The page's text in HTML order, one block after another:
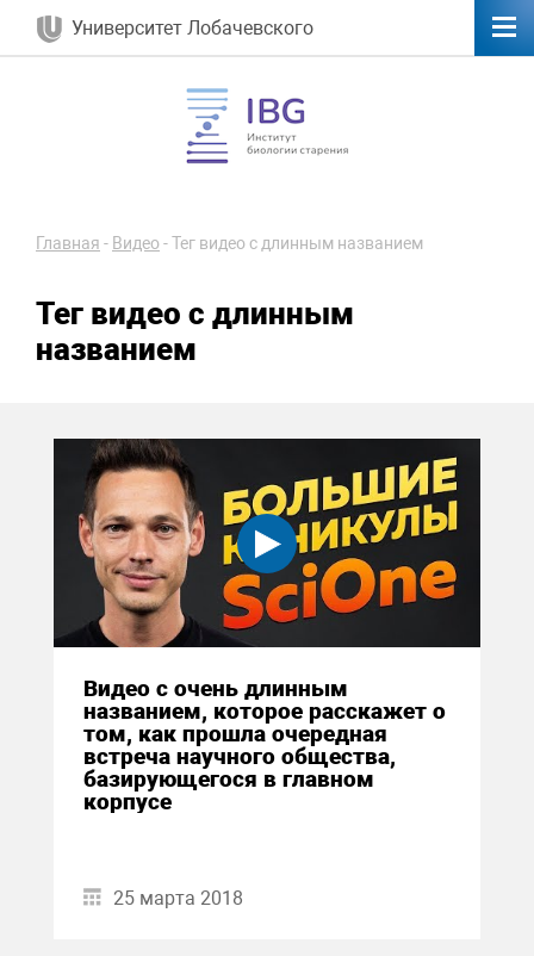
Университет Лобачевского
Главная - Видео -Тег видео с длинным названием
Тег видео с длинным
названием
Видео с очень длинным
названием, которое расскажет о
том, как прошла очередная
встреча научного общества,
базирующегося в главном
корпусе
25 марта 2018